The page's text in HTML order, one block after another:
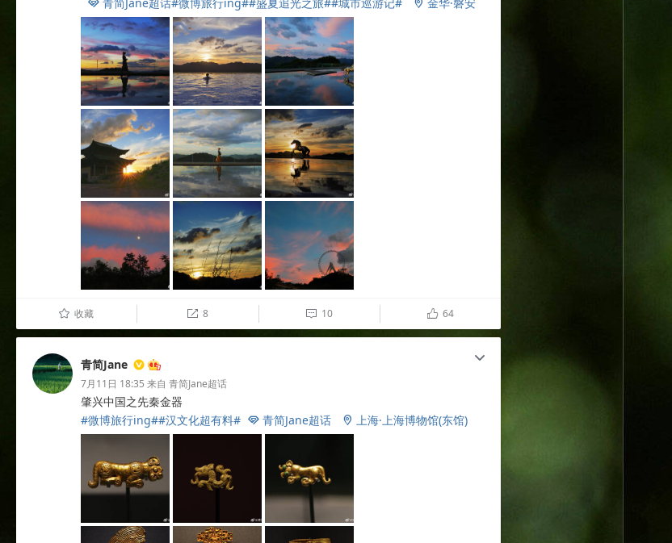
 2
û 收藏  8  10 ñ 64
c
青简Jane
7月11日 18:35 来自 青简Jane超话
肇兴中国之先秦金器
#微博旅行ing##汉文化超有料#  青简Jane超话 2 上海·上海博物馆(东馆)